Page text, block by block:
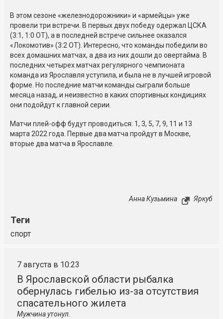
В этом сезоне «железнодорожники» и «армейцы» уже
провели три встречи. В первых двух победу одержал ЦСКА
(3:1, 1:0 ОТ), а в последней встрече сильнее оказался
«Локомотив» (3:2 ОТ). Интересно, что команды победили во
всех домашних матчах, а два из них дошли до овертайма. В
последних четырех матчах регулярного чемпионата
команда из Ярославля уступила, и была не в лучшей игровой
форме. Но последние матчи команды сыграли больше
месяца назад, и неизвестно в каких спортивных кондициях
они подойдут к главной серии.
Матчи плей-офф будут проводиться: 1, 3, 5, 7, 9, 11 и 13
марта 2022 года. Первые два матча пройдут в Москве,
вторые два матча в Ярославле.
Анна Кузьмина Яркуб
Теги
спорт
7 августа в 10:23
В Ярославской области рыбалка
обернулась гибелью из-за отсутствия
спасательного жилета
Мужчина утонул.